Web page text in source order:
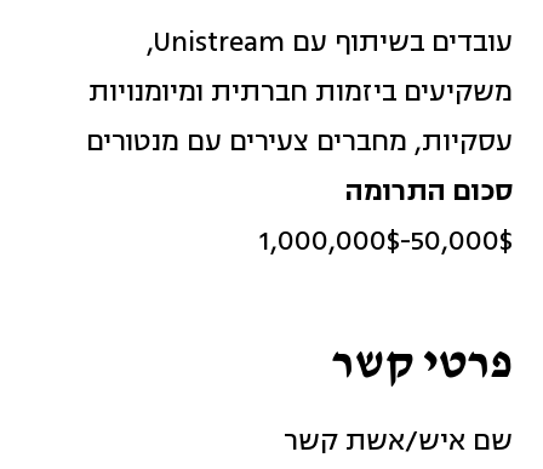
עובדים בשיתוף עם Unistream,
משקיעים ביזמות חברתית ומיומנויות
עסקיות, מחברים צעירים עם מנטורים
סכום התרומה
50,000$-1,000,000$
פרטי קשר
שם איש/אשת קשר